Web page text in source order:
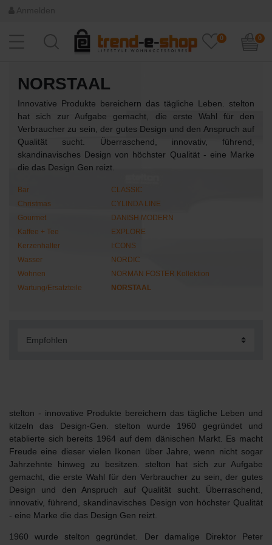
0 0
NORSTAAL
Innovative Produkte bereichern das tägliche Leben. stelton
hat sich zur Aufgabe gemacht, die erste Wahl für den
Verbraucher zu sein, der gutes Design und den Anspruch auf
Qualität sucht. Überraschend, innovativ, führend,
skandinavisches Design von höchster Qualität - eine Marke
die das Design Gen reizt.
Bar
CLASSIC
Christmas
CYLINDA LINE
Gourmet
DANISH MODERN
Kaffee + Tee
EXPLORE
Kerzenhalter
I:CONS
Wasser
NORDIC
Wohnen
NORMAN FOSTER Kollektion
Wartung/Ersatzteile
NORSTAAL
stelton - innovative Produkte bereichern das tägliche Leben und
kitzeln das Design-Gen. stelton wurde 1960 gegründet und
etablierte sich bereits 1964 auf dem dänischen Markt. Es macht
Freude eine dieser vielen Ikonen über Jahre, wenn nicht sogar
Jahrzehnte hinweg zu besitzen. stelton hat sich zur Aufgabe
gemacht, die erste Wahl für den Verbraucher zu sein, der gutes
Design und den Anspruch auf Qualität sucht. Überraschend,
innovativ, führend, skandinavisches Design von höchster Qualität
- eine Marke die das Design Gen reizt.
1960 wurde stelton gegründet. Der damalige Direktor Peter